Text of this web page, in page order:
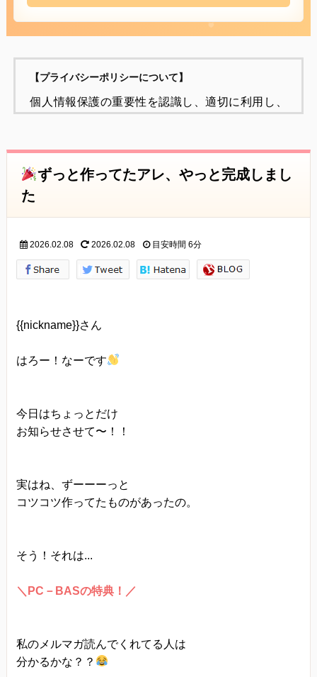
【プライバシーポリシーについて】
個人情報保護の重要性を認識し、適切に利用し、
電子メールアドレス、職業、勤務先等、特定の個
人を識別し得る情報をいいます。
のみ、個人情報を収集・利用いたします。当方に
よる個人情報の収集・利用は、お客様の自発的な
利用することをお客様が許諾したものとします。
・ご注文された当方の商品をお届けするうえで必
・新商品の案内などお客様に有益かつ必要と思わ
れる情報の提供
サービス向上のための意見収集
い限り、
事前に本人の同意を得ることなく、個人情報を第
ずっと作ってたアレ、やっと完成しまし
た
2026.02.08 2026.02.08 目安時間 6分
{{nickname}}さん
はろー！なーです
今日はちょっとだけ
お知らせさせて〜！！
実はね、ずーーーっと
コツコツ作ってたものがあったの。
そう！それは...
＼PC－BASの特典！／
私のメルマガ読んでくれてる人は
分かるかな？？